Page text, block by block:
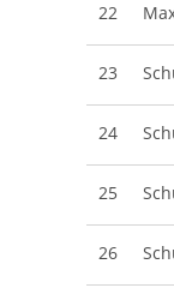
22
23
24
25
26